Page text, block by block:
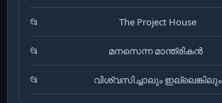
The Project House
മനസെന്ന മാന്ത്രികൻ
വിശ്വസിച്ചാലും ഇല്ലെങ്കിലും